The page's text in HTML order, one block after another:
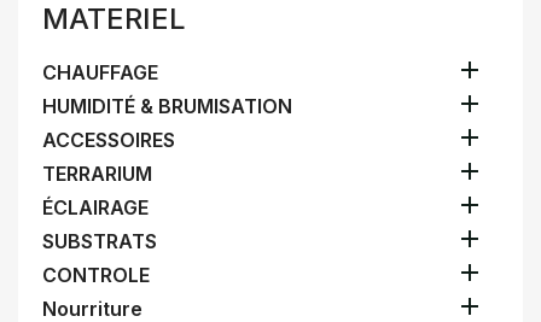
MATERIEL
CHAUFFAGE 
HUMIDITÉ & BRUMISATION 
ACCESSOIRES 
TERRARIUM 
ÉCLAIRAGE 
SUBSTRATS 
CONTROLE 
Nourriture 